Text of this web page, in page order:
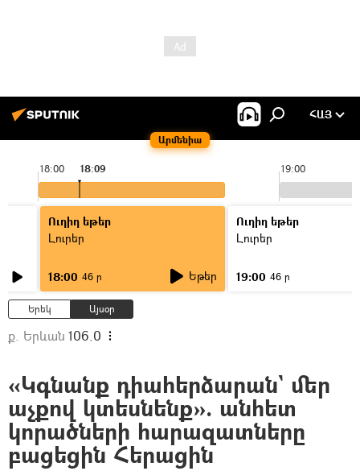
Արմենիա
ՀԱՅ
18:00 19:00
18:09
Ուղիղ եթեր
Լուրեր
18:00 46 ր Եթեր
Ուղիղ եթեր
Լուրեր
19:00 46 ր
Երեկ Այսօր
ք. Երևան 106.0
«Կգնանք դիահերձարան` մեր
աչքով կտեսնենք». անհետ
կորածների հարազատները
բացեցին Հերացին